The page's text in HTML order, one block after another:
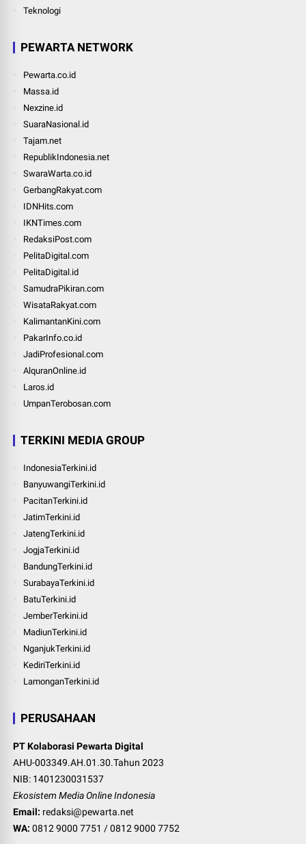
Teknologi
PEWARTA NETWORK
Pewarta.co.id
Massa.id
Nexzine.id
SuaraNasional.id
Tajam.net
RepublikIndonesia.net
SwaraWarta.co.id
GerbangRakyat.com
IDNHits.com
IKNTimes.com
RedaksiPost.com
PelitaDigital.com
PelitaDigital.id
SamudraPikiran.com
WisataRakyat.com
KalimantanKini.com
PakarInfo.co.id
JadiProfesional.com
AlquranOnline.id
Laros.id
UmpanTerobosan.com
TERKINI MEDIA GROUP
IndonesiaTerkini.id
BanyuwangiTerkini.id
PacitanTerkini.id
JatimTerkini.id
JatengTerkini.id
JogjaTerkini.id
BandungTerkini.id
SurabayaTerkini.id
BatuTerkini.id
JemberTerkini.id
MadiunTerkini.id
NganjukTerkini.id
KediriTerkini.id
LamonganTerkini.id
PERUSAHAAN
PT Kolaborasi Pewarta Digital
AHU-003349.AH.01.30.Tahun 2023
NIB: 1401230031537
Ekosistem Media Online Indonesia
Email: redaksi@pewarta.net
WA: 0812 9000 7751 /0812 9000 7752